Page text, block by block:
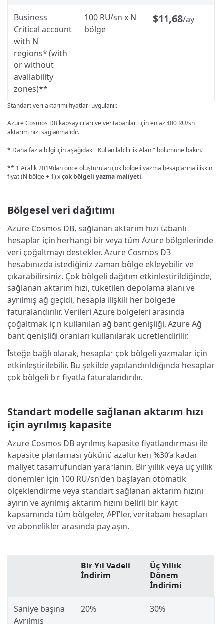
Business
Critical account
with N
regions* (with
or without
availability
zones)**
100 RU/sn x N
bölge
$11,68/ay
Standart veri aktarımı fiyatları uygulanır.
Azure Cosmos DB kapsayıcıları ve veritabanları için en az 400 RU/sn
aktarım hızı sağlanmalıdır.
* Daha fazla bilgi için aşağıdaki "Kullanılabilirlik Alanı" bölümüne bakın.
** 1 Aralık 2019’dan önce oluşturulan çok bölgeli yazma hesaplarına ilişkin
fiyat (N bölge + 1) xçok bölgeli yazma maliyeti.
Bölgesel veri dağıtımı
Azure Cosmos DB, sağlanan aktarım hızı tabanlı
hesaplar için herhangi bir veya tüm Azure bölgelerinde
veri çoğaltmayı destekler. Azure Cosmos DB
hesabınızda istediğiniz zaman bölge ekleyebilir ve
çıkarabilirsiniz. Çok bölgeli dağıtım etkinleştirildiğinde,
sağlanan aktarım hızı, tüketilen depolama alanı ve
ayrılmış ağ geçidi, hesapla ilişkili her bölgede
faturalandırılır. Verileri Azure bölgeleri arasında
çoğaltmak için kullanılan ağ bant genişliği, Azure Ağ
bant genişliği oranları kullanılarak ücretlendirilir.
İsteğe bağlı olarak, hesaplar çok bölgeli yazmalar için
etkinleştirilebilir. Bu şekilde yapılandırıldığında hesaplar
çok bölgeli bir fiyatla faturalandırılır.
Standart modelle sağlanan aktarım hızı
için ayrılmış kapasite
Azure Cosmos DB ayrılmış kapasite fiyatlandırması ile
kapasite planlaması yükünü azaltırken %30’a kadar
maliyet tasarrufundan yararlanın. Bir yıllık veya üç yıllık
dönemler için 100 RU/sn'den başlayan otomatik
ölçeklendirme veya standart sağlanan aktarım hızını
ayırın ve ayrılmış aktarım hızını belirli bir kayıt
kapsamında tüm bölgeler, API'ler, veritabanı hesapları
ve abonelikler arasında paylaşın.
Bir Yıl Vadeli
İndirim
Üç Yıllık
Dönem
İndirimi
Saniye başına
Ayrılmış
20% 30%